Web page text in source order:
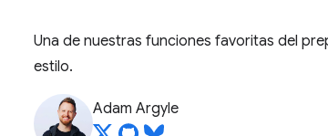
Una de nuestras funciones favoritas del
estilo.
Adam Argyle